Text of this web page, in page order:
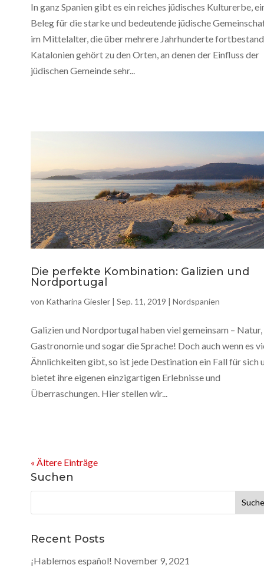
In ganz Spanien gibt es ein reiches jüdisches Kulturerbe,
Beleg für die starke und bedeutende jüdische
im Mittelalter, die über mehrere Jahrhunderte
Katalonien gehört zu den Orten, an denen der Einfluss der
jüdischen Gemeinde sehr...
Die perfekte Kombination: Galizien und
Nordportugal
von Katharina Giesler | Sep. 11, 2019 | Nordspanien
Galizien und Nordportugal haben viel gemeinsam – Natur,
Gastronomie und sogar die Sprache! Doch auch wenn es
Ähnlichkeiten gibt, so ist jede Destination ein Fall für sich
bietet ihre eigenen einzigartigen Erlebnisse und
Überraschungen. Hier stellen wir...
« Ältere Einträge
Suchen
nach:
Recent Posts
¡Hablemos español! November 9, 2021